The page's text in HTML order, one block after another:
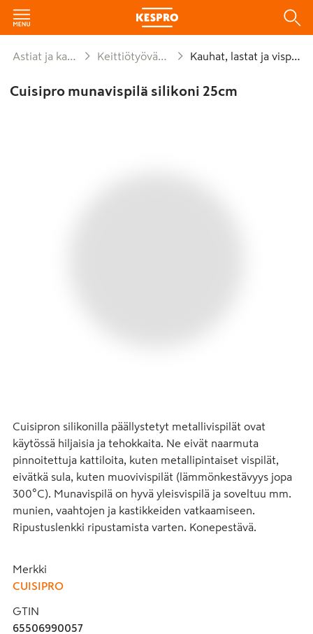
Astiat ja kattaus Keittiötyövälineet Kauhat, lastat ja vispilät
Cuisipro munavispilä silikoni 25cm
Cuisipron silikonilla päällystetyt metallivispilät ovat
käytössä hiljaisia ja tehokkaita. Ne eivät naarmuta
pinnoitettuja kattiloita, kuten metallipintaiset vispilät,
eivätkä sula, kuten muovivispilät (lämmönkestävyys jopa
300°C). Munavispilä on hyvä yleisvispilä ja soveltuu mm.
munien, vaahtojen ja kastikkeiden vatkaamiseen.
Ripustuslenkki ripustamista varten. Konepestävä.
Merkki
CUISIPRO
GTIN
65506990057